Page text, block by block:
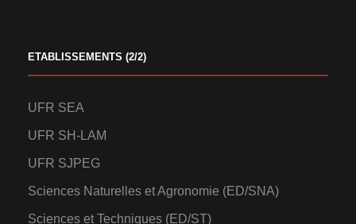
ETABLISSEMENTS (2/2)
UFR SEA
UFR SH-LAM
UFR SJPEG
Sciences Naturelles et Agronomie (ED/SNA)
Sciences et Techniques (ED/ST)